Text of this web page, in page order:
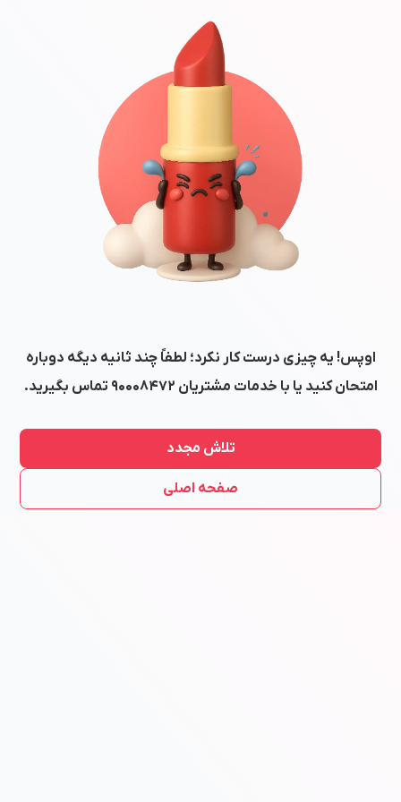
اوپس! یه چیزی درست کار نکرد؛ لطفاً چند ثانیه دیگه دوباره
امتحان کنید یا با خدمات مشتریان ۹۰۰۰۸۴۷۲ تماس بگیرید.
تلاش مجدد
صفحه اصلی